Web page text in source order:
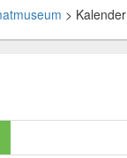
> Kalender